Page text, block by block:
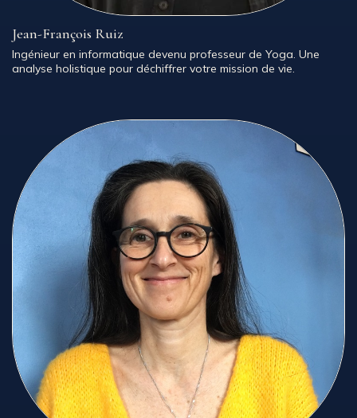
Jean-François Ruiz
Ingénieur en informatique devenu professeur de Yoga. Une
analyse holistique pour déchiffrer votre mission de vie.